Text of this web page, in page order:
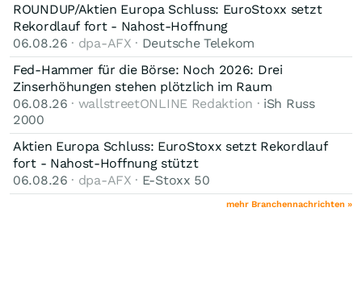
ROUNDUP/Aktien Europa Schluss: EuroStoxx setzt
Rekordlauf fort - Nahost-Hoffnung
06.08.26 · dpa-AFX · Deutsche Telekom
Fed-Hammer für die Börse: Noch 2026: Drei
Zinserhöhungen stehen plötzlich im Raum
06.08.26 · wallstreetONLINE Redaktion · iSh Russ
2000
Aktien Europa Schluss: EuroStoxx setzt Rekordlauf
fort - Nahost-Hoffnung stützt
06.08.26 · dpa-AFX · E-Stoxx 50
mehr Branchennachrichten »